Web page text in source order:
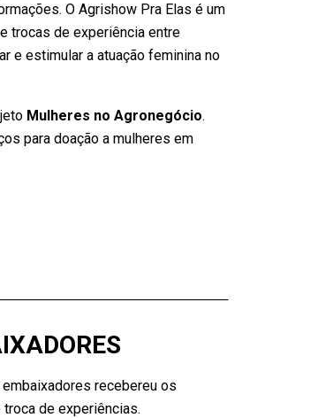
O Agrishow Pra Elas é um
trocas de experiência entre
e estimular a atuação feminina no
Mulheres no Agronegócio.
para doação a mulheres em
recebereu os
de experiências.